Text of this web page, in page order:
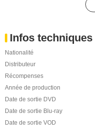
Infos techniques
Nationalité
Distributeur
Récompenses
Année de production
Date de sortie DVD
Date de sortie Blu-ray
Date de sortie VOD